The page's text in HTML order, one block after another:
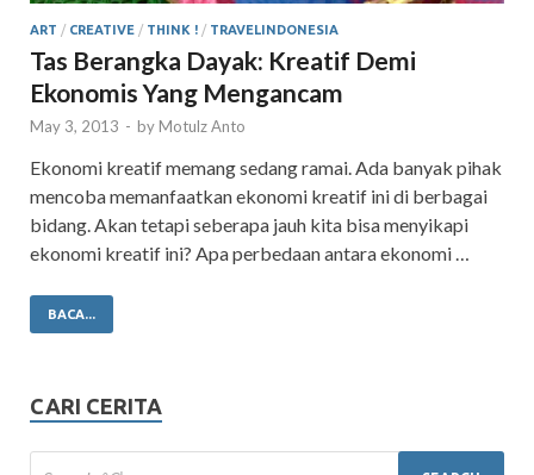
ART / CREATIVE / THINK ! / TRAVELINDONESIA
Tas Berangka Dayak: Kreatif Demi
Ekonomis Yang Mengancam
May 3, 2013 - by Motulz Anto
Ekonomi kreatif memang sedang ramai. Ada banyak pihak
mencoba memanfaatkan ekonomi kreatif ini di berbagai
bidang. Akan tetapi seberapa jauh kita bisa menyikapi
ekonomi kreatif ini? Apa perbedaan antara ekonomi …
BACA...
CARI CERITA